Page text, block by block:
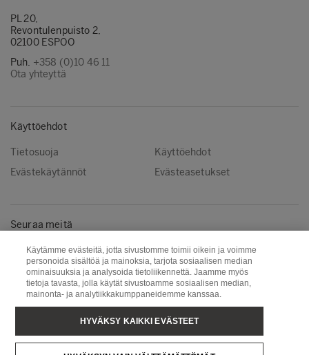
PL 20,
Revontulenpuisto 2,
02100 ESPOO
Puh. +358 (0)10 46 11
Ota yhteyttä
Käyttöehdot
Tietosuoja
Käyttöehdot
Evästekäytännöt
Evästeasetukset
Seuraa meitä
Instagram
LinkedIn
YouTube
Puunhankinta
Metsä Wood
Metsä Fibre
Käytämme evästeitä, jotta sivustomme toimii oikein ja voimme
personoida sisältöä ja mainoksia, tarjota sosiaalisen median
ominaisuuksia ja analysoida tietoliikennettä. Jaamme myös
tietoja tavasta, jolla käytät sivustoamme sosiaalisen median,
mainonta- ja analytiikkakumppaneidemme kanssaa.
HYVÄKSY KAIKKI EVÄSTEET